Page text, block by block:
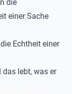
die
einer Sache
Echtheit einer
lebt, was er